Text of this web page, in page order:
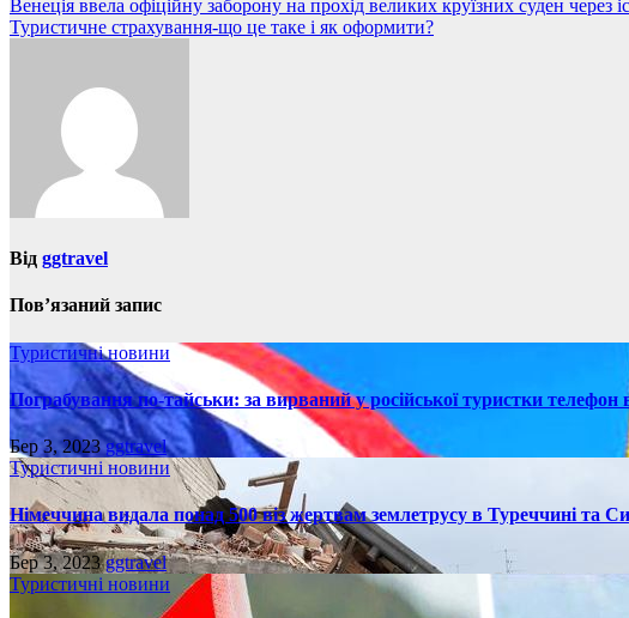
Навігація
записів
Венеція ввела офіційну заборону на прохід великих круїзних суден через
Туристичне страхування-що це таке і як оформити?
Від ggtravel
Пов’язаний запис
Туристичні новини
Пограбування по-тайськи: за вирваний у російської туристки
Бер 3, 2023ggtravel
Туристичні новини
Німеччина видала понад 500 віз жертвам землетрусу в Туреччині та
Бер 3, 2023ggtravel
Туристичні новини